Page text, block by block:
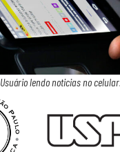
Usuário lendo noticias no celular.